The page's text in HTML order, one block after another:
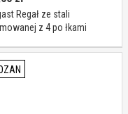
Regał ze stali
z 4 po łkami
I Stalgast